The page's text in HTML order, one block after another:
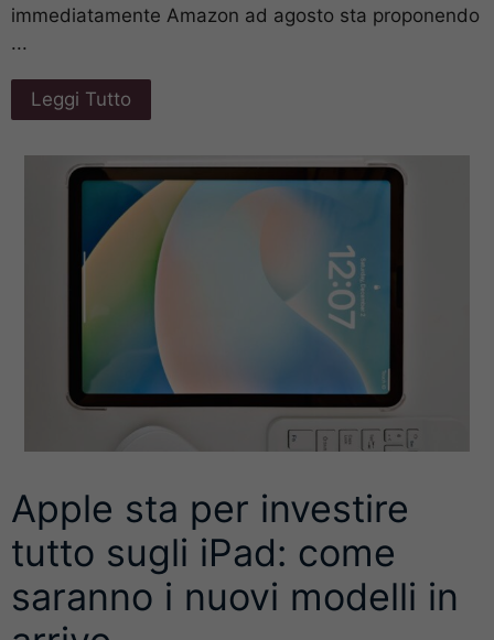
immediatamente Amazon ad agosto sta proponendo
...
Leggi Tutto
Apple sta per investire
tutto sugli iPad: come
saranno i nuovi modelli in